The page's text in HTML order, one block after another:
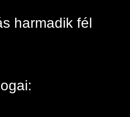
harmadik fél